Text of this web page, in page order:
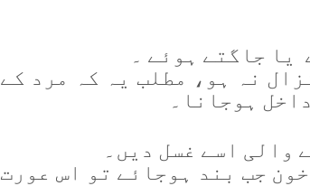
یا جاگتے ہوئے ۔
نہ ہو، مطلب یہ کہ مرد کے
ہوجانا۔
والی اسے غسل دیں۔
جب بند ہوجائے تو اس عورت